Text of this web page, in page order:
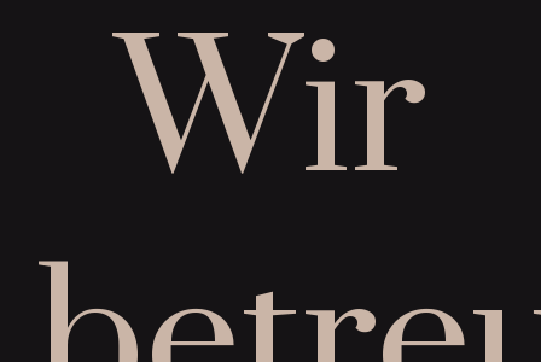
Wir